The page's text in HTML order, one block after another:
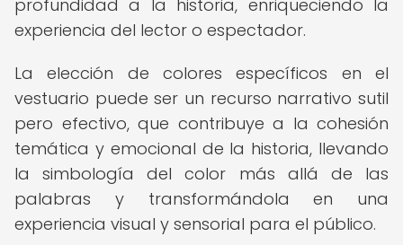
profundidad a la historia, enriqueciendo la
experiencia del lector o espectador.
La elección de colores específicos en el
vestuario puede ser un recurso narrativo sutil
pero efectivo, que contribuye a la cohesión
temática y emocional de la historia, llevando
la simbología del color más allá de las
palabras y transformándola en una
experiencia visual y sensorial para el público.